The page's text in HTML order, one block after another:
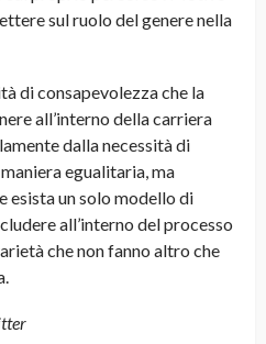
sul ruolo del genere nella
di consapevolezza che la
all’interno della carriera
dalla necessità di
egualitaria, ma
esista un solo modello di
all’interno del processo
che non fanno altro che